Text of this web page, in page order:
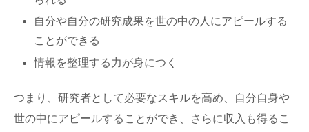
自分や自分の研究成果を世の中の人にアピールする
ことができる
情報を整理する力が身につく
つまり、研究者として必要なスキルを高め、自分自身や
世の中にアピールすることができ、さらに収入も得るこ